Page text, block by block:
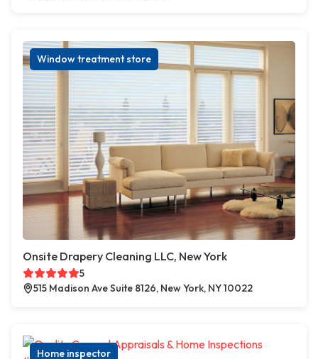
Window treatment store
Onsite Drapery Cleaning LLC, New York
5
515 Madison Ave Suite 8126, New York, NY 10022
Home inspector